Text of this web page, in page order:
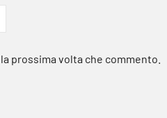
prossima volta che commento.